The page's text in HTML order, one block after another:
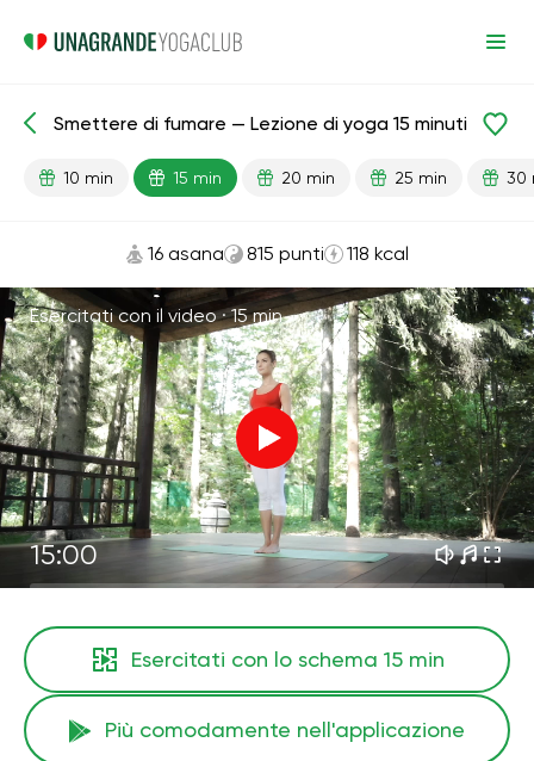
Lezioni pronte Abitudini Polmoni
Smettere di fumare — Lezione di yoga 15 minuti
10 min 15 min 20 min 25 min 30
16 asana 815 punti 118 kcal
Esercitati con il video ·15 min
15:00
Esercitati con lo schema 15 min
Più comodamente nell'applicazione